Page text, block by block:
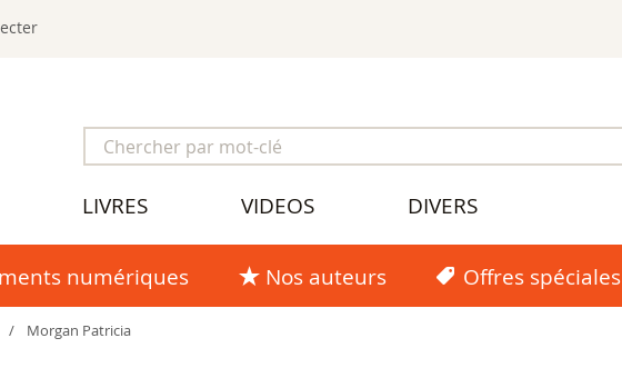
LIVRES VIDEOS DIVERS
numériques Nos auteurs Offres spéciales
/ Morgan Patricia